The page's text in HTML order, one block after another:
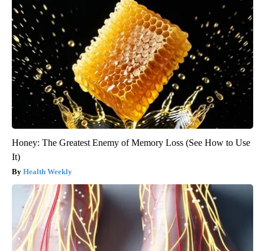
Honey: The Greatest Enemy of Memory Loss (See How to Use
It)
Health Weekly